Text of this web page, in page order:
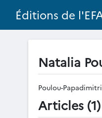
Éditions de
Natalia
Poulou-
Articles (1)